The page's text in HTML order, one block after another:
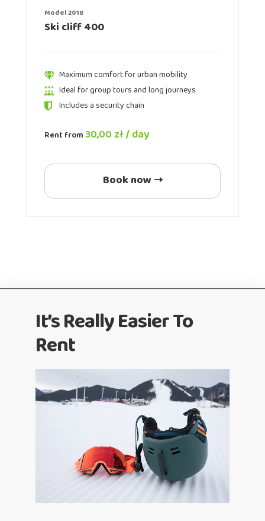
Model 2018
Ski cliff 400
Maximum comfort for urban mobility
Ideal for group tours and long journeys
Includes a security chain
Rent from30,00 zł/ day
Book now
It’s Really Easier To
Rent